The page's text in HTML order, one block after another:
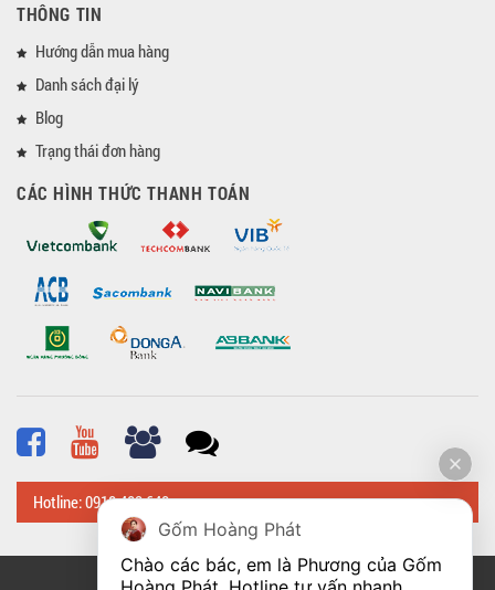
THÔNG TIN
Hướng dẫn mua hàng
Danh sách đại lý
Blog
Trạng thái đơn hàng
CÁC HÌNH THỨC THANH TOÁN
Hotline: 0918 482 648
Gốm Hoàng Phát
Chào các bác, em là Phương của Gốm